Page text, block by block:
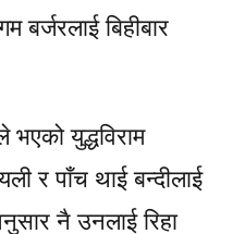
बर्जरलाई बिहीबार
भएको युद्धविराम
र पाँच थाई बन्दीलाई
नै उनलाई रिहा